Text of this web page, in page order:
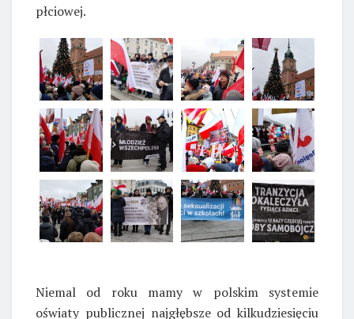
płciowej.
Niemal od roku mamy w polskim systemie
oświaty publicznej najgłębsze od kilkudziesięciu